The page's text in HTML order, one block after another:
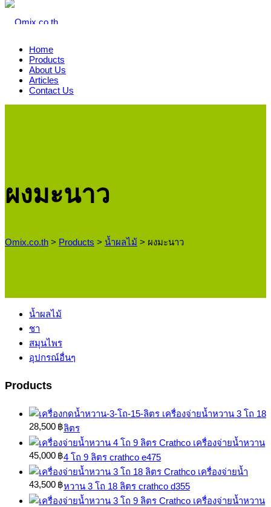
Home
Products
About Us
Articles
Contact Us
ผงมะนาว
Omix.co.th > Products > น้ำผลไม้ > ผงมะนาว
น้ำผลไม้
ชา
สมุนไพร
อุปกรณ์อื่นๆ
Products
เครื่องจ่ายน้ำหวาน 3 โถ 18
ลิตร
28,500 ฿
เครื่องจ่ายน้ำหวาน
4 โถ 9 ลิตร crathco e475
45,000 ฿
เครื่องจ่ายน้ำ
หวาน 3 โถ 18 ลิตร crathco d355
43,500 ฿
เครื่องจ่ายน้ำหวาน